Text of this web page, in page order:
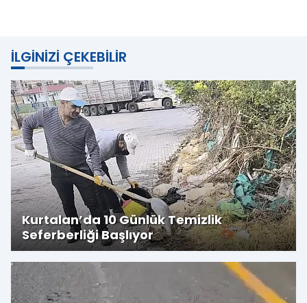
İLGINIZI ÇEKEBILIR
Kurtalan’da 10 Günlük Temizlik
Seferberliği Başlıyor